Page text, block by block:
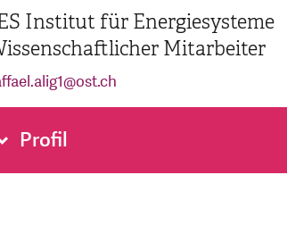
Institut für Energiesysteme
Mitarbeiter
@ost.ch
Profil